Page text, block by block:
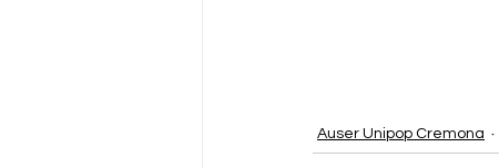
Auser Unipop Cremona